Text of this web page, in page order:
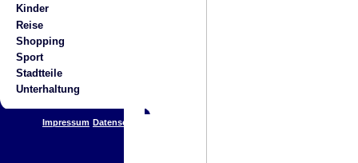
Kinder
Reise
Shopping
Sport
Stadtteile
Unterhaltung
Impressum Datenschutz